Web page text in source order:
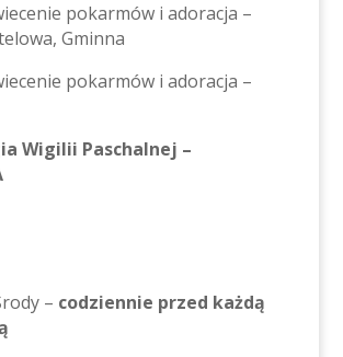
pokarmów i adoracja –
Gminna
pokarmów i adoracja –
Wigilii Paschalnej –
– codziennie przed każdą